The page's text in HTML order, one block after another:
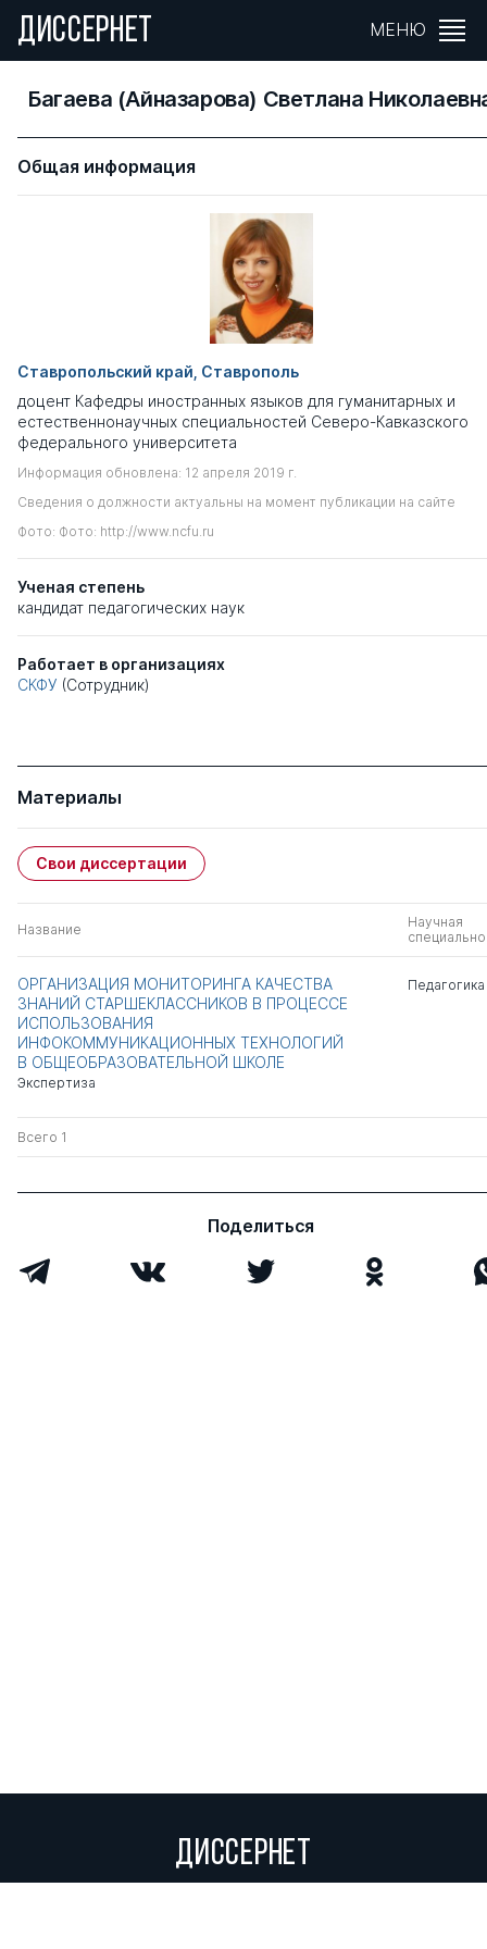
ДИССЕРНЕТ МЕНЮ
Багаева (Айназарова) Светлана
Общая информация
Ставропольский край, Ставрополь
доцент Кафедры иностранных языков для гуманитарных и
естественнонаучных специальностей Северо-Кавказского
федерального университета
Информация обновлена: 12 апреля 2019 г.
Сведения о должности актуальны на момент публикации на сайте
Фото: Фото: http://www.ncfu.ru
Ученая степень
кандидат педагогических наук
Работает в организациях
СКФУ (Сотрудник)
Материалы
Свои диссертации
Название
Научная
ОРГАНИЗАЦИЯ МОНИТОРИНГА КАЧЕСТВА
ЗНАНИЙ СТАРШЕКЛАССНИКОВ В ПРОЦЕССЕ
ИСПОЛЬЗОВАНИЯ
ИНФОКОММУНИКАЦИОННЫХ ТЕХНОЛОГИЙ
В ОБЩЕОБРАЗОВАТЕЛЬНОЙ ШКОЛЕ
Экспертиза
Педагогика
Всего 1
Поделиться
ДИССЕРНЕТ